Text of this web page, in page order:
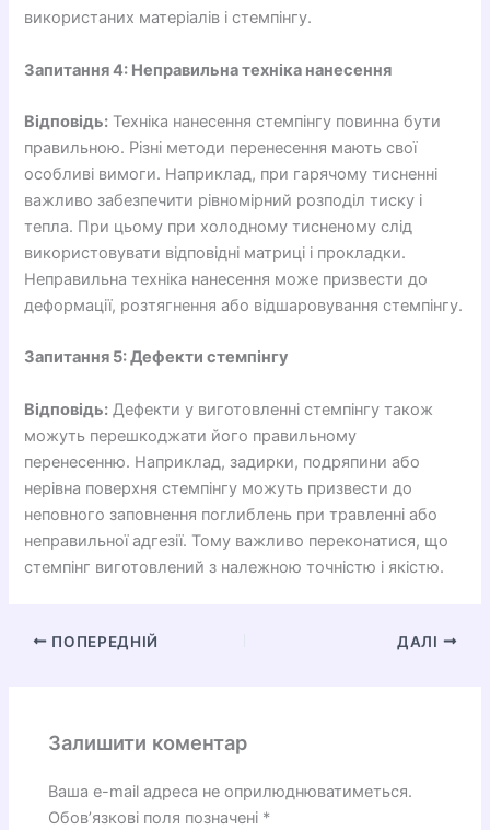
використаних матеріалів і стемпінгу.
Запитання 4: Неправильна техніка нанесення
Відповідь: Техніка нанесення стемпінгу повинна бути
правильною. Різні методи перенесення мають свої
особливі вимоги. Наприклад, при гарячому тисненні
важливо забезпечити рівномірний розподіл тиску і
тепла. При цьому при холодному тисненому слід
використовувати відповідні матриці і прокладки.
Неправильна техніка нанесення може призвести до
деформації, розтягнення або відшаровування стемпінгу.
Запитання 5: Дефекти стемпінгу
Відповідь: Дефекти у виготовленні стемпінгу також
можуть перешкоджати його правильному
перенесенню. Наприклад, задирки, подряпини або
нерівна поверхня стемпінгу можуть призвести до
неповного заповнення поглиблень при травленні або
неправильної адгезії. Тому важливо переконатися, що
стемпінг виготовлений з належною точністю і якістю.
ПОПЕРЕДНІЙ ДАЛІ
Залишити коментар
Ваша e-mail адреса не оприлюднюватиметься.
Обов’язкові поля позначені *